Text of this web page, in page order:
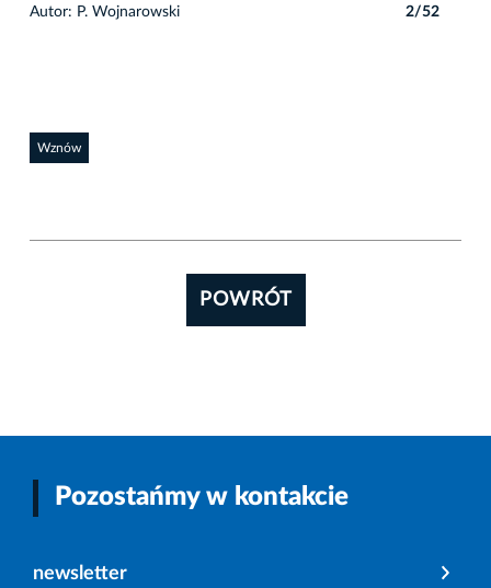
Autor: P. Wojnarowski 2/52
Wznów
POWRÓT
Pozostańmy w kontakcie
newsletter